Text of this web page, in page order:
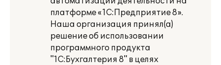
платформе «1С:Предприятие 8».
Наша организация принял(а)
решение об использовании
программного продукта
"1С:Бухгалтерия 8" в целях